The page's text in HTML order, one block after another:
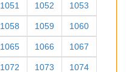
1051 1052 1053
1058 1059 1060
1065 1066 1067
1072 1073 1074